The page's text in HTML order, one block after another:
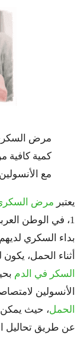
كمية كافية
مع
يعتبر مرض السكري
بداء السكري لديهم
أثناء الحمل،
السكر في الدم
الأنسولين
الحمل
عن طريق تحاليل